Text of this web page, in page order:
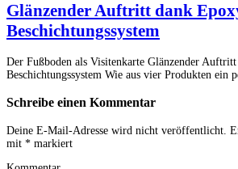
Glänzender Auftritt dank
Beschichtungssystem
Der Fußboden als Visitenkarte Glänzender
Beschichtungssystem Wie aus vier Produkten ein
Schreibe einen Kommentar
Deine E-Mail-Adresse wird nicht veröffentlicht.
mit * markiert